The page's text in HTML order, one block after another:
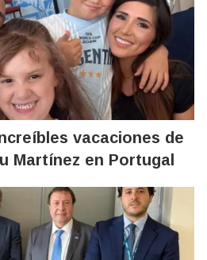
vacaciones de
Martínez en Portugal